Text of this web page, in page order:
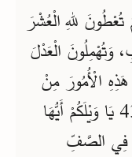
تُعْطُونَ للهِ الْعُشْرَ
وَتُهْمِلُونَ الْعَدْلَ
الْأُمُورَ مِنْ
43 يَا وَيْلَكُمْ أَيُّهَا
فِي الصَّفِّ